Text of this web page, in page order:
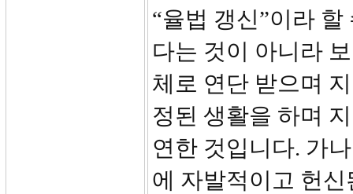
“율법 갱신”이라
다는 것이 아니라
체로 연단 받으며
정된 생활을 하며
연한 것입니다. 가
에 자발적이고 헌